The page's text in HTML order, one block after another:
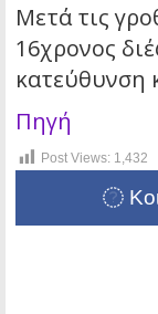
Μετά τις
16χρονος
κατεύθυνση
Πηγή
Post Views: 1,432